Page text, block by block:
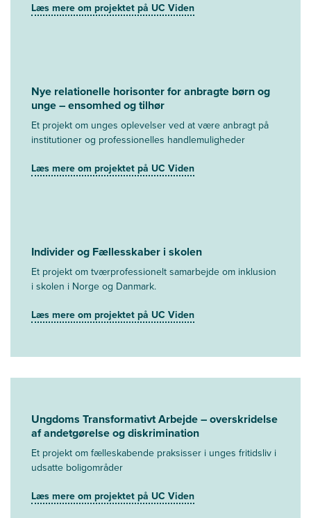
Læs mere om projektet på UC Viden
Nye relationelle horisonter for anbragte børn og
unge – ensomhed og tilhør
Et projekt om unges oplevelser ved at være anbragt på
institutioner og professionelles handlemuligheder
Læs mere om projektet på UC Viden
Individer og Fællesskaber i skolen
Et projekt om tværprofessionelt samarbejde om inklusion
i skolen i Norge og Danmark.
Læs mere om projektet på UC Viden
Ungdoms Transformativt Arbejde – overskridelse
af andetgørelse og diskrimination
Et projekt om fælleskabende praksisser i unges fritidsliv i
udsatte boligområder
Læs mere om projektet på UC Viden